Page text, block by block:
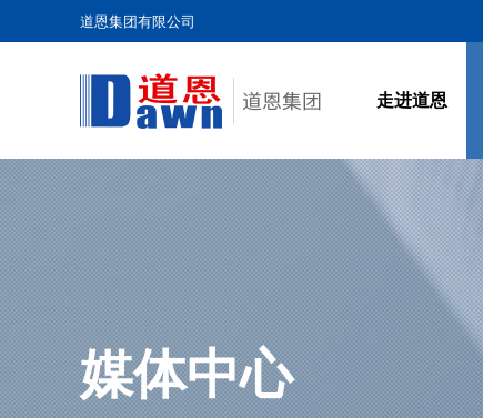
道恩集团有限公司
走进道恩
媒体中心